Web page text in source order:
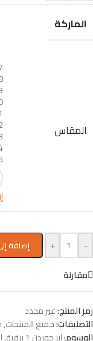
الماركة
المقاس
-
+ إضافة
مقارنة
رمز المنتج:غير محدد
التصنيفات:جميع المنتجات,
الوسوم:إير جوردن 1 برقبة ,